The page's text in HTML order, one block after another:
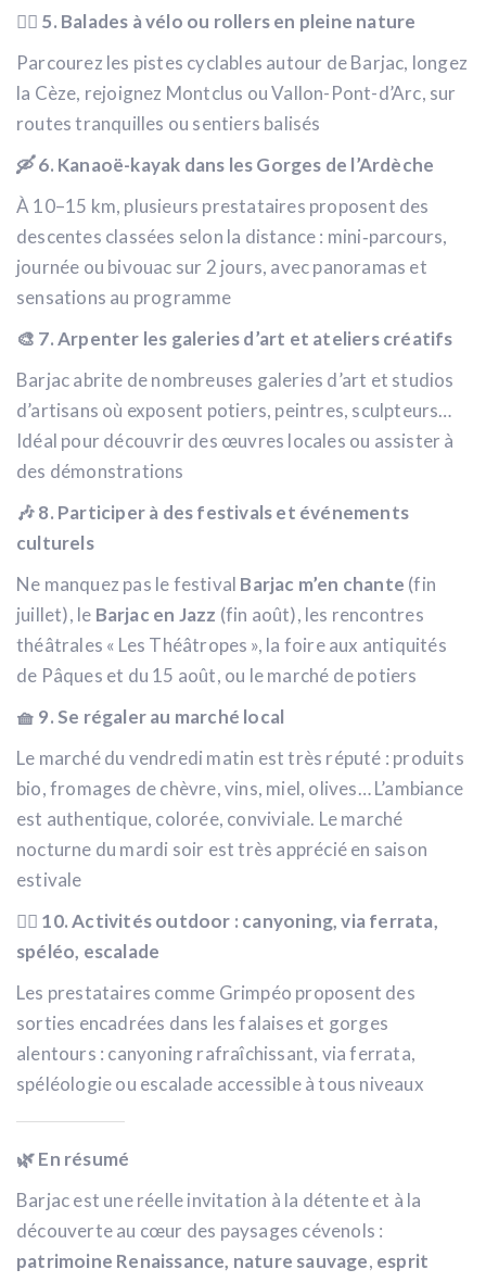
🚴‍♂️ 5. Balades à vélo ou rollers en pleine nature
Parcourez les pistes cyclables autour de Barjac, longez
la Cèze, rejoignez Montclus ou Vallon-Pont-d’Arc, sur
routes tranquilles ou sentiers balisés
🛶 6. Kanaoë-kayak dans les Gorges de l’Ardèche
À 10–15 km, plusieurs prestataires proposent des
descentes classées selon la distance : mini‑parcours,
journée ou bivouac sur 2 jours, avec panoramas et
sensations au programme
🎨 7. Arpenter les galeries d’art et ateliers créatifs
Barjac abrite de nombreuses galeries d’art et studios
d’artisans où exposent potiers, peintres, sculpteurs…
Idéal pour découvrir des œuvres locales ou assister à
des démonstrations
🎶 8. Participer à des festivals et événements
culturels
Ne manquez pas le festival Barjac m’en chante (fin
juillet), le Barjac en Jazz (fin août), les rencontres
théâtrales « Les Théâtropes », la foire aux antiquités
de Pâques et du 15 août, ou le marché de potiers
🧺 9. Se régaler au marché local
Le marché du vendredi matin est très réputé : produits
bio, fromages de chèvre, vins, miel, olives… L’ambiance
est authentique, colorée, conviviale. Le marché
nocturne du mardi soir est très apprécié en saison
estivale
🧗‍♂️ 10. Activités outdoor : canyoning, via ferrata,
spéléo, escalade
Les prestataires comme Grimpéo proposent des
sorties encadrées dans les falaises et gorges
alentours : canyoning rafraîchissant, via ferrata,
spéléologie ou escalade accessible à tous niveaux
🌿 En résumé
Barjac est une réelle invitation à la détente et à la
découverte au cœur des paysages cévenols :
patrimoine Renaissance, nature sauvage, esprit